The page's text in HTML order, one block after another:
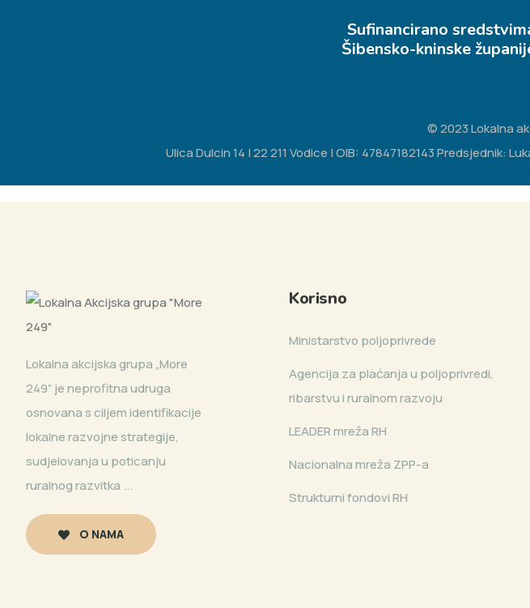
Sufinancirano
Šibensko-kninske
© 2023 Lokalna
Ulica Dulcin 14 | 22 211 Vodice | OIB: 47847182143 Predsjednik:
Lokalna akcijska grupa „More
249” je neprofitna udruga
osnovana s ciljem identifikacije
lokalne razvojne strategije,
sudjelovanja u poticanju
ruralnog razvitka ...
O NAMA
Korisno
Ministarstvo poljoprivrede
Agencija za plaćanja u poljoprivredi,
ribarstvu i ruralnom razvoju
LEADER mreža RH
Nacionalna mreža ZPP-a
Strukturni fondovi RH